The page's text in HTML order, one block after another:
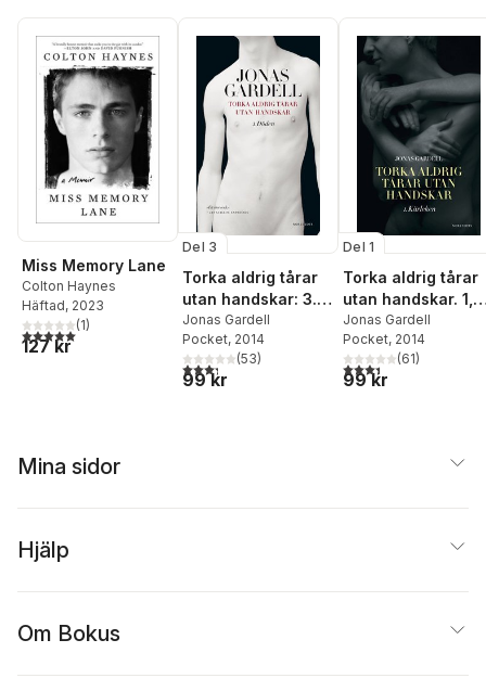
Miss Memory Lane
Colton Haynes
Häftad, 2023
5,0utav 5 stjärnor. Totalt antal röster:
(1)
127 kr
Del 3
Torka aldrig tårar
utan handskar: 3.
Döden
Jonas Gardell
Pocket, 2014
3,3utav 5 stjärnor. Totalt antal röster:
(53)
99 kr
Del 1
Torka aldrig tårar
utan handskar. 1,
Kärleken
Jonas Gardell
Pocket, 2014
3,4utav 5 stjärnor.
(61)
99 kr
Mina sidor
Hjälp
Om Bokus